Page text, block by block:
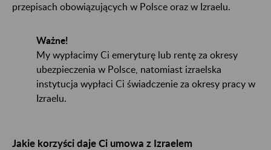
przepisach obowiązujących w Polsce oraz w Izraelu.
Ważne!
My wypłacimy Ci emeryturę lub rentę za okresy
ubezpieczenia w Polsce, natomiast izraelska
instytucja wypłaci Ci świadczenie za okresy pracy w
Izraelu.
Jakie korzyści daje Ci umowa z Izraelem